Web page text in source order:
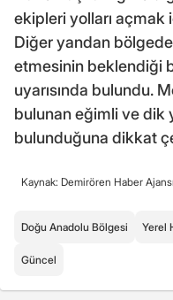
ekipleri yolları açmak
Diğer yandan bölgede
etmesinin beklendiği
uyarısında bulundu.
bulunan eğimli ve dik
bulunduğuna dikkat
Kaynak: Demirören Haber Ajansı
Doğu Anadolu Bölgesi Yerel
Güncel